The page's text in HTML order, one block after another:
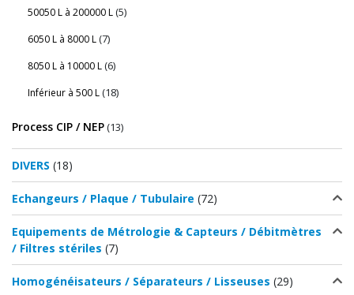
50050 L à 200000 L(5)
6050 L à 8000 L(7)
8050 L à 10000 L(6)
Inférieur à 500 L(18)
Process CIP / NEP(13)
DIVERS (18)
Echangeurs / Plaque / Tubulaire (72)
Equipements de Métrologie & Capteurs / Débitmètres
/ Filtres stériles (7)
Homogénéisateurs / Séparateurs / Lisseuses (29)